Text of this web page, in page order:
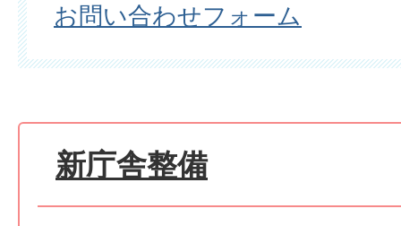
お問い合わせフォーム
新庁舎整備